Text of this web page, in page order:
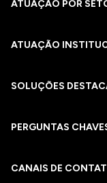
ATUAÇÃO POR
ATUAÇÃO
SOLUÇÕES
PERGUNTAS
CANAIS DE